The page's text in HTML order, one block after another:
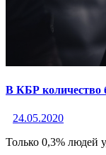
В КБР количество
24.05.2020
Только 0,3% людей